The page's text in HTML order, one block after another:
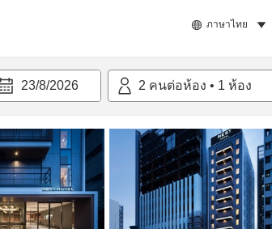
ภาษาไทย
23/8/2026 2 คนต่อห้อง • 1 ห้อง